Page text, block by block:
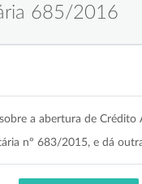
685/2016
a abertura de Crédito
nº 683/2015, e dá